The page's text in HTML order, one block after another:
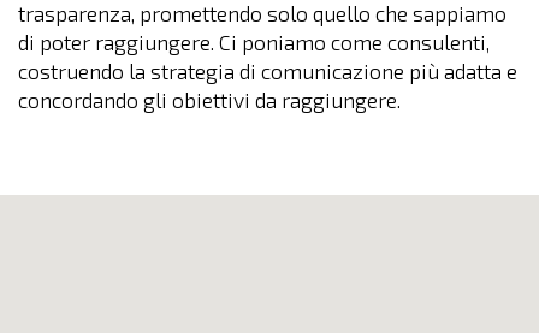
trasparenza, promettendo solo quello che sappiamo
di poter raggiungere. Ci poniamo come consulenti,
costruendo la strategia di comunicazione più adatta e
concordando gli obiettivi da raggiungere.